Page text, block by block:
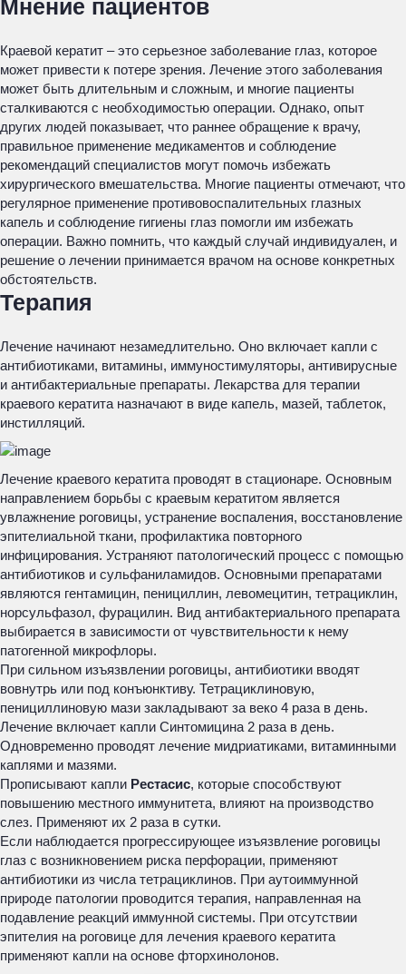
Мнение пациентов
Краевой кератит – это серьезное заболевание глаз, которое
может привести к потере зрения. Лечение этого заболевания
может быть длительным и сложным, и многие пациенты
сталкиваются с необходимостью операции. Однако, опыт
других людей показывает, что раннее обращение к врачу,
правильное применение медикаментов и соблюдение
рекомендаций специалистов могут помочь избежать
хирургического вмешательства. Многие пациенты отмечают, что
регулярное применение противовоспалительных глазных
капель и соблюдение гигиены глаз помогли им избежать
операции. Важно помнить, что каждый случай индивидуален, и
решение о лечении принимается врачом на основе конкретных
обстоятельств.
Терапия
Лечение начинают незамедлительно. Оно включает капли с
антибиотиками, витамины, иммуностимуляторы, антивирусные
и антибактериальные препараты. Лекарства для терапии
краевого кератита назначают в виде капель, мазей, таблеток,
инстилляций.
Лечение краевого кератита проводят в стационаре. Основным
направлением борьбы с краевым кератитом является
увлажнение роговицы, устранение воспаления, восстановление
эпителиальной ткани, профилактика повторного
инфицирования. Устраняют патологический процесс с помощью
антибиотиков и сульфаниламидов. Основными препаратами
являются гентамицин, пенициллин, левомецитин, тетрациклин,
норсульфазол, фурацилин. Вид антибактериального препарата
выбирается в зависимости от чувствительности к нему
патогенной микрофлоры.
При сильном изъязвлении роговицы, антибиотики вводят
вовнутрь или под конъюнктиву. Тетрациклиновую,
пенициллиновую мази закладывают за веко 4 раза в день.
Лечение включает капли Синтомицина 2 раза в день.
Одновременно проводят лечение мидриатиками, витаминными
каплями и мазями.
Прописывают капли Рестасис, которые способствуют
повышению местного иммунитета, влияют на производство
слез. Применяют их 2 раза в сутки.
Если наблюдается прогрессирующее изъязвление роговицы
глаз с возникновением риска перфорации, применяют
антибиотики из числа тетрациклинов. При аутоиммунной
природе патологии проводится терапия, направленная на
подавление реакций иммунной системы. При отсутствии
эпителия на роговице для лечения краевого кератита
применяют капли на основе фторхинолонов.